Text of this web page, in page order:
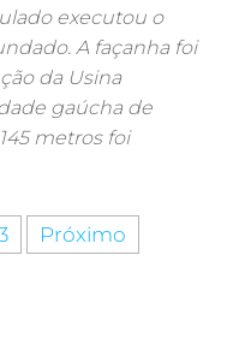
executou o
A façanha foi
da Usina
gaúcha de
metros foi
Próximo